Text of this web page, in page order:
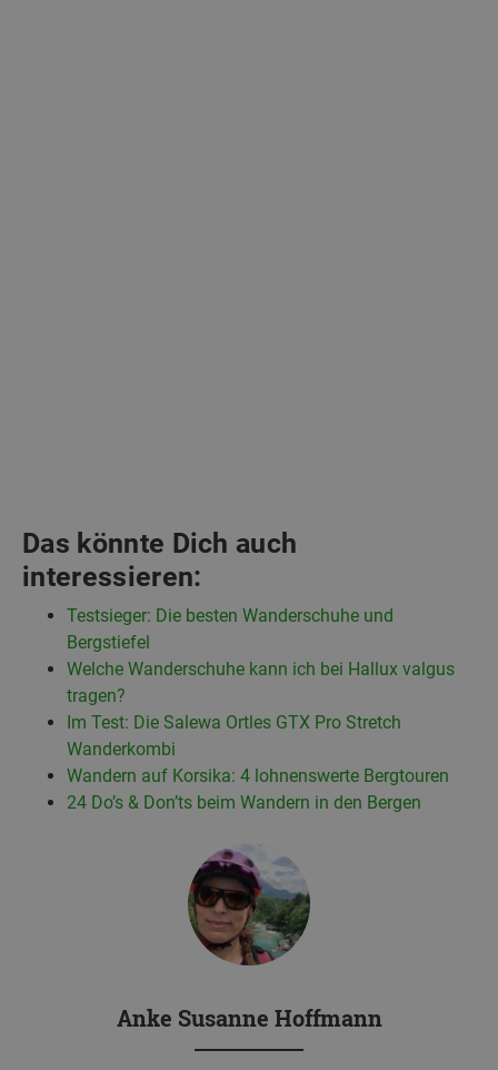
Das könnte Dich auch
interessieren:
Testsieger: Die besten Wanderschuhe und
Bergstiefel
Welche Wanderschuhe kann ich bei Hallux valgus
tragen?
Im Test: Die Salewa Ortles GTX Pro Stretch
Wanderkombi
Wandern auf Korsika: 4 lohnenswerte Bergtouren
24 Do’s & Don’ts beim Wandern in den Bergen
Anke Susanne Hoffmann